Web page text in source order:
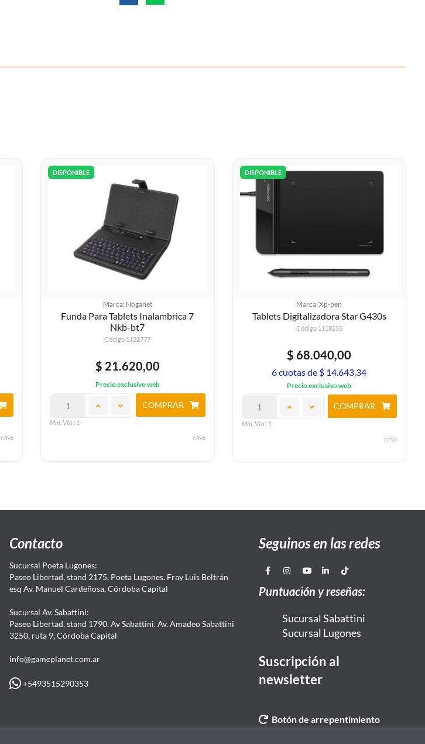
c/iva
DISPONIBLE
Marca: Noganet
Funda Para Tablets Inalambrica 7
Nkb-bt7
Código 1122777
$ 21.620,00
Precio exclusivo web
Min. Vta.: 1
COMPRAR
c/iva
DISPONIBLE
Marca: Xp-pen
Tablets Digitalizadora Star G430s
Código 1118255
$ 68.040,00
6 cuotas de $ 14.643,34
Precio exclusivo web
Min. Vta.: 1
COMPRAR
c/iva
Contacto
Sucursal Poeta Lugones:
Paseo Libertad, stand 2175, Poeta Lugones. Fray Luis Beltrán
esq Av. Manuel Cardeñosa, Córdoba Capital
Sucursal Av. Sabattini:
Paseo Libertad, stand 1790, Av Sabattini. Av. Amadeo Sabattini
3250, ruta 9, Córdoba Capital
info@gameplanet.com.ar
+5493515290353
Seguinos en las redes
Puntuación y reseñas:
Sucursal Sabattini
Sucursal Lugones
Suscripción al
newsletter
Botón de arrepentimiento